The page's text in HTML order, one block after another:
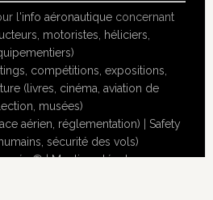
l'info aéronautiqueconcernant
motoristes, héliciers,
compétitions, expositions,
(livres, cinéma, aviation de
musées)
aérien, réglementation) |Safety
sécurité des vols)
® |Mentions légales